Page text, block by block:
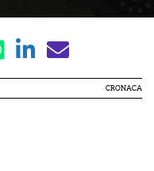
CRONACA